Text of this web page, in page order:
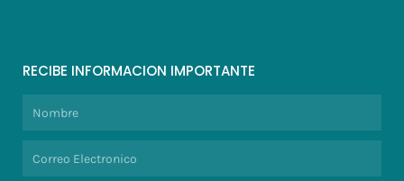
RECIBE INFORMACION IMPORTANTE